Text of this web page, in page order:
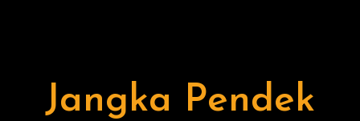
Jangka Pendek